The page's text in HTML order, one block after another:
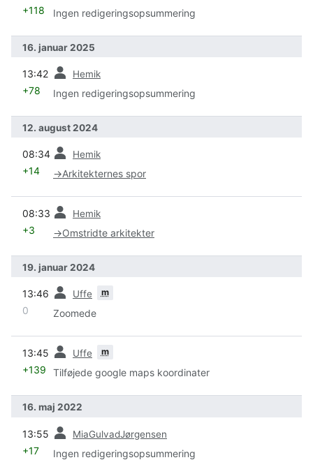
+118 Ingen redigeringsopsummering
16. januar 2025
13:42 Hemik
+78 Ingen redigeringsopsummering
12. august 2024
08:34 Hemik
+14 →Arkitekternes spor
08:33 Hemik
+3 →Omstridte arkitekter
19. januar 2024
13:46 Uffe m
0 Zoomede
13:45 Uffe m
+139 Tilføjede google maps koordinater
16. maj 2022
13:55 MiaGulvadJørgensen
+17 Ingen redigeringsopsummering